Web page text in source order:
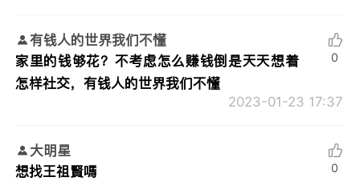
有钱人的世界我们不懂
家里的钱够花？不考虑怎么赚钱倒是天天想着
怎样社交，有钱人的世界我们不懂
2023-01-23 17:37
0
大明星
想找王祖賢嗎
0